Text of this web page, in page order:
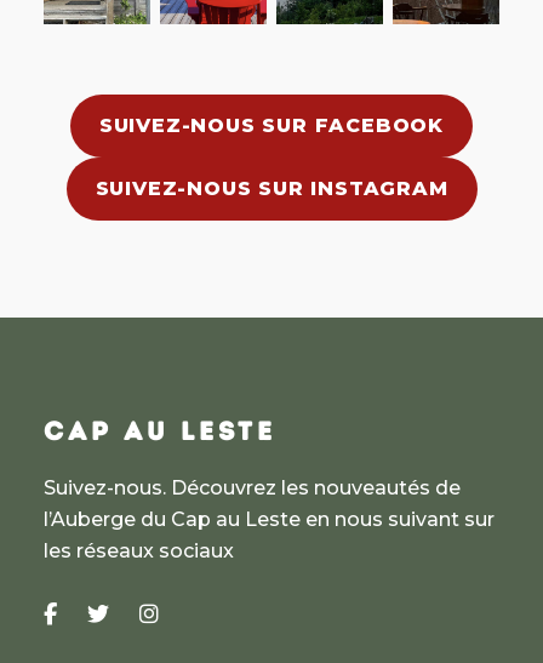
SUIVEZ-NOUS SUR FACEBOOK
SUIVEZ-NOUS SUR INSTAGRAM
CAP AU LESTE
Suivez-nous. Découvrez les nouveautés de
l’Auberge du Cap au Leste en nous suivant sur
les réseaux sociaux